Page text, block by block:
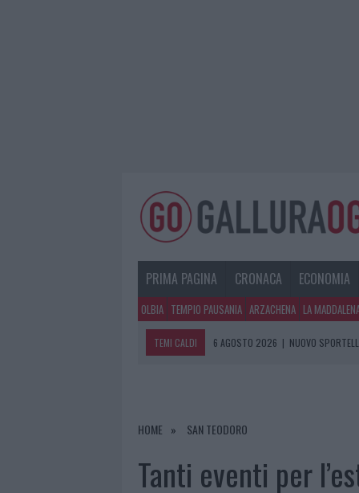
PRIMA PAGINA CRONACA ECONOMIA
OLBIA TEMPIO PAUSANIA ARZACHENA LA
TEMI CALDI 6 AGOSTO 2026 | MIGLIORI
6 AGOSTO 2026 | LETTINI E ARREDI ABUSIVI SULLA
6 AGOSTO 2026 | NUOVO SPORTELLO RIFIUTI A
HOME SAN TEODORO
Tanti eventi per